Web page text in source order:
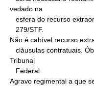
vedado na
Não é cabível recurso
Tribunal
Agravo regimental a que